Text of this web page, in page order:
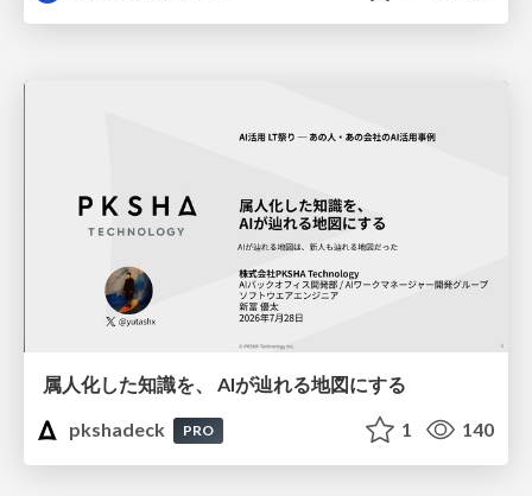
属人化した知識を、 AIが辿れる地図にする
pkshadeck
PRO 1 140